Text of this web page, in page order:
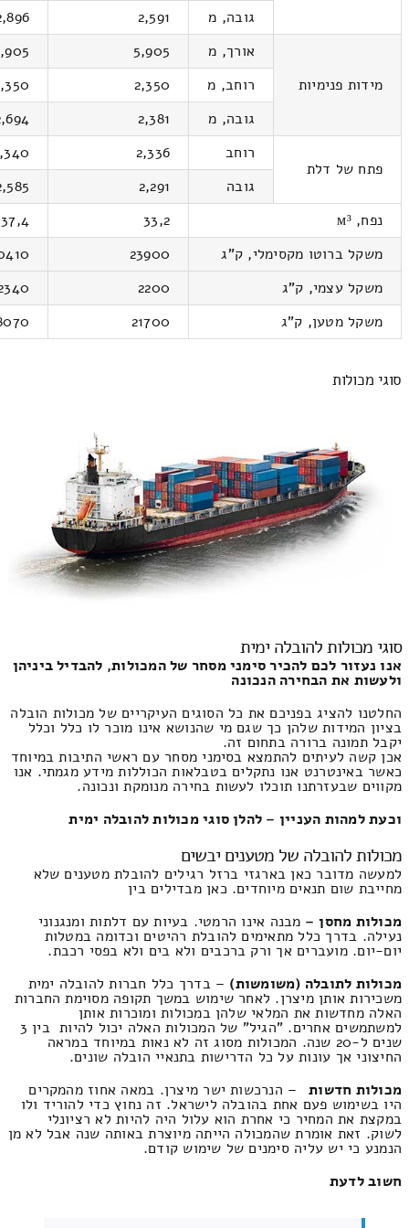
גובה, מ
2,591
מידות פנימיות
אורך, מ 5,905
רוחב, מ
2,350
גובה, מ
2,381
פתח של דלת
רוחב 2,336
גובה
2,291
נפח, м³
33,2
37,4
משקל ברוטו מקסימלי, ק"ג
23900
משקל עצמי, ק"ג
2200
משקל מטען, ק"ג
21700
סוגי מכולות
סוגי מכולות להובלה ימית
אנו נעזור לכם להכיר סימני מסחר של המכולות, להבדיל ביניהן
ולעשות את הבחירה הנכונה
החלטנו להציג בפניכם את כל הסוגים העיקריים של מכולות הובלה
בציון המידות שלהן כך שגם מי שהנושא אינו מוכר לו כלל וכלל
יקבל תמונה ברורה בתחום זה.
אכן קשה לעיתים להתמצא בסימני מסחר עם ראשי התיבות במיוחד
כאשר באינטרנט אנו נתקלים בטבלאות הכוללות מידע מגמתי. אנו
מקווים שבעזרתנו תוכלו לעשות בחירה מנומקת ונכונה.
וכעת למהות העניין – להלן סוגי מכולות להובלה ימית
מכולות להובלה של מטענים יבשים
למעשה מדובר כאן בארגזי ברזל רגילים להובלת מטענים שלא
מחייבת שום תנאים מיוחדים. כאן מבדילים בין
מכולות מחסן – מבנה אינו הרמטי. בעיות עם דלתות ומנגנוני
נעילה. בדרך כלל מתאימים להובלת רהיטים וכדומה במטלות
יום-יום. מועברים אך ורק ברכבים ולא בים ולא בפסי רכבת.
מכולות לתובלה (משומשות) – בדרך כלל חברות להובלה ימית
משכירות אותן מיצרן. לאחר שימוש במשך תקופה מסוימת החברות
האלה מחדשות את המלאי שלהן במכולות ומוכרות אותן
למשתמשים אחרים. "הגיל" של המכולות האלה יכול להיות בין 3
שנים ל-20 שנה. המכולות מסוג זה לא נאות במיוחד במראה
החיצוני אך עונות על כל הדרישות בתנאיי הובלה שונים.
מכולות חדשות – הנרכשות ישר מיצרן. במאה אחוז מהמקרים
היו בשימוש פעם אחת בהובלה לישראל. זה נחוץ כדי להוריד ולו
במקצת את המחיר כי אחרת הוא עלול היה להיות לא רציונלי
לשוק. זאת אומרת שהמכולה הייתה מיוצרת באותה שנה אבל לא מן
הנמנע כי יש עליה סימנים של שימוש קודם.
חשוב לדעת